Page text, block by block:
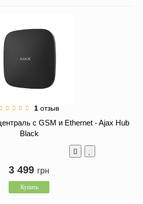
1 отзыв
c GSM и Ethernet - Ajax Hub
Black
3 499 грн
Купить